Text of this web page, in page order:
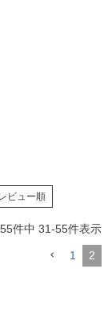
ビュー順
55件中 31-55件表示
1 2